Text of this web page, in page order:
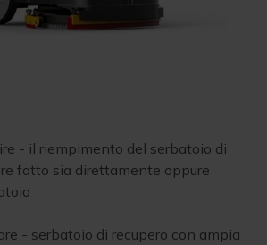
- il riempimento del serbatoio di
fatto sia direttamente oppure
- serbatoio di recupero con ampia